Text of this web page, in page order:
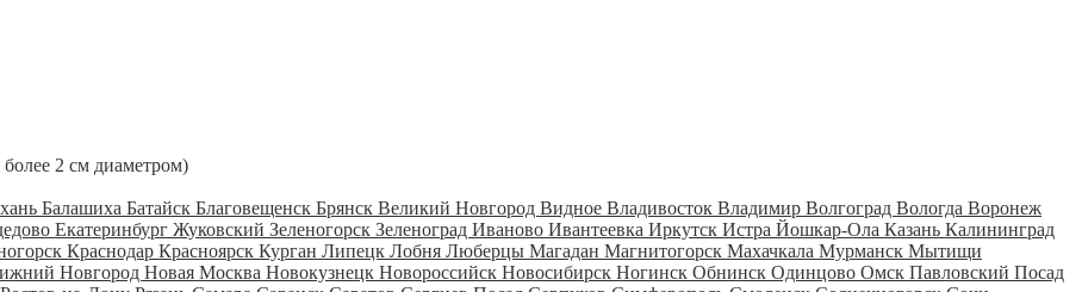
2 см диаметром)
Балашиха Батайск Благовещенск Брянск Великий Новгород Видное Владивосток Владимир Волгоград Вологда Воронеж
Екатеринбург Жуковский Зеленогорск Зеленоград Иваново Ивантеевка Иркутск Истра Йошкар-Ола Казань Калининград
Краснодар Красноярск Курган Липецк Лобня Люберцы Магадан Магнитогорск Махачкала Мурманск Мытищи
Новгород Новая Москва Новокузнецк Новороссийск Новосибирск Ногинск Обнинск Одинцово Омск Павловский Посад